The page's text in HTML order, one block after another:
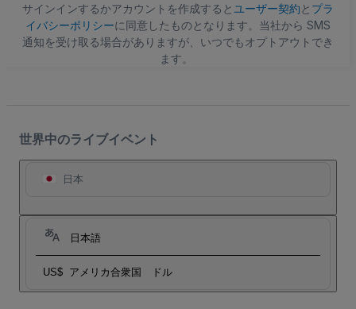
ス
サインインするかアカウントを作成すると ユーザー契約と プラ
イバシーポリシーに同意したものとなります。当社から SMS
通知を受け取る場合がありますが、いつでもオプトアウトでき
ます。
世界中のライブイベント
日本
日本語
US$ アメリカ合衆国 ドル